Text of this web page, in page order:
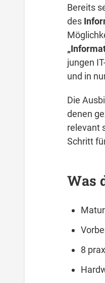
Bereits
des
jungen
und in
Die
denen
relevant
Schritt
Was
8